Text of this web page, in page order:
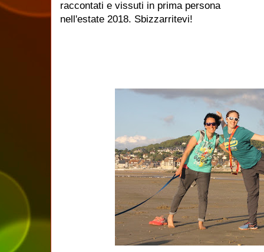
raccontati e vissuti in prima persona
nell'estate 2018. Sbizzarritevi!